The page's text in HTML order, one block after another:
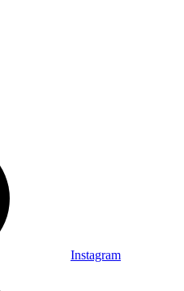
Instagram